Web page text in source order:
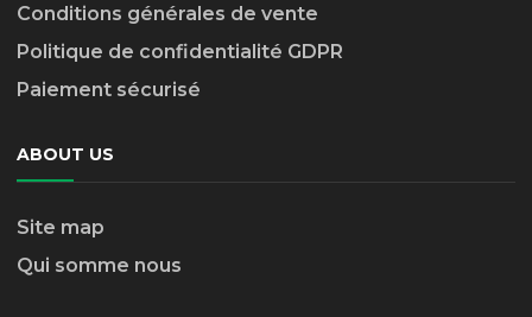
Conditions générales de vente
Politique de confidentialité GDPR
Paiement sécurisé
ABOUT US
Site map
Qui somme nous